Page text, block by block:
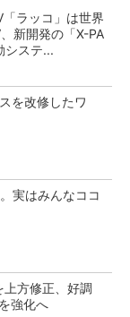
「ラッコ」は世界
新開発の「X-PA
システ...
を改修したワ
実はみんなココ
上方修正、好調
強化へ